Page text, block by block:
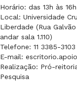
Horário: das 13h às 16h
Local: Universidade
Liberdade (Rua
andar sala 1.110)
Telefone: 11 3385-
E-mail:
Realização: Pró-
Pesquisa